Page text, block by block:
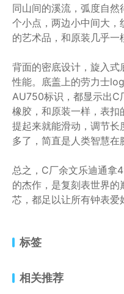
同山间的溪流，弧度自
个小点，两边小中间大，
的艺术品，和原装几乎一
背面的密底设计，旋入式
性能。底盖上的劳力士
AU750标识，都显示出C
橡胶，和原装一样，表扣
提起来就能滑动，调节长
多了，简直是人类智慧在
总之，C厂余文乐迪通拿
的杰作，是复刻表世界
芯，都足以让所有钟表爱
标签
相关推荐